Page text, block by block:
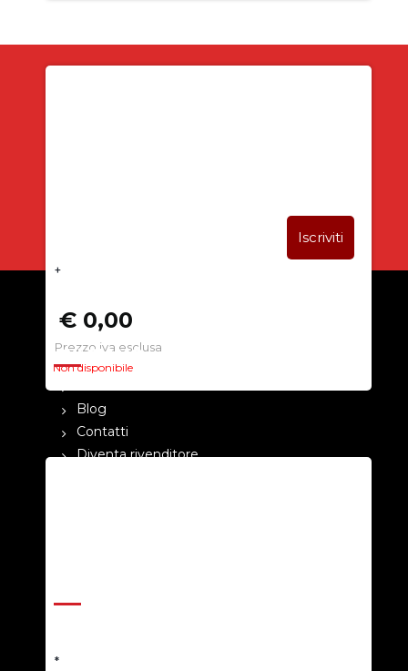
+
€ 0,00
Prezzo iva esclusa
Non disponibile
*
CHI SIAMO
Blog
Contatti
Diventa rivenditore